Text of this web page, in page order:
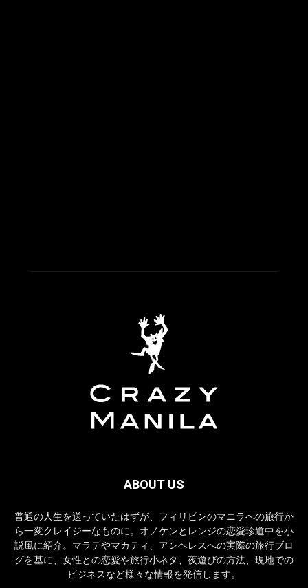
ABOUT US
普通の人生を送っていたはずが、フィリピンのマニラへの旅行か
ら一変クレイジーなものに。オノケンとレンジの恋愛珍道中を小
説風に紹介。マラテやマカティ、アンヘレスへの実際の旅行ブロ
グを基に、女性との恋愛や旅行小ネタ、夜遊びの方法、現地での
ビジネスなど様々な情報を発信します。